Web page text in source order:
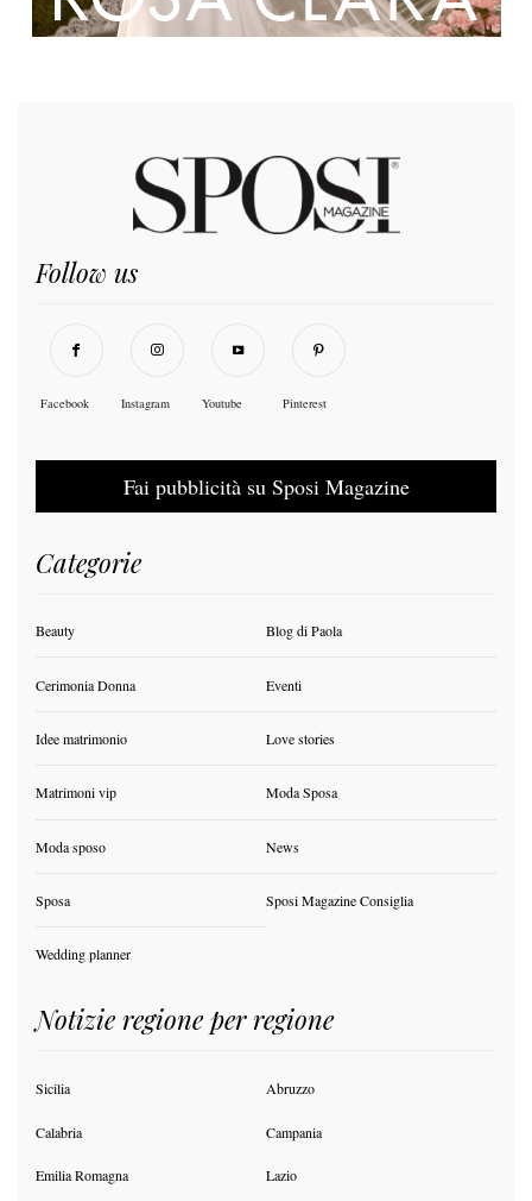
Follow us
Facebook Instagram Youtube Pinterest
Fai pubblicità su Sposi Magazine
Categorie
Beauty Blog di Paola
Cerimonia Donna Eventi
Idee matrimonio Love stories
Matrimoni vip Moda Sposa
Moda sposo News
Sposa Sposi Magazine Consiglia
Wedding planner
Notizie regione per regione
Sicilia Abruzzo
Calabria Campania
Emilia Romagna Lazio